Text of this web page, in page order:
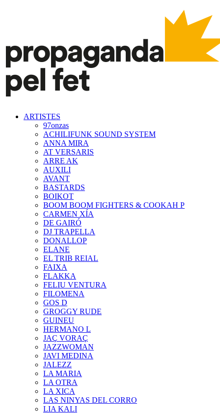
ARTISTES
97onzas
ACHILIFUNK SOUND SYSTEM
ANNA MIRA
AT VERSARIS
ARRE AK
AUXILI
AVANT
BASTARDS
BOIKOT
BOOM BOOM FIGHTERS & COOKAH P
CARMEN XÍA
DE GAIRÓ
DJ TRAPELLA
DONALLOP
ELANE
EL TRIB REIAL
FAIXA
FLAKKA
FELIU VENTURA
FILOMENA
GOS D
GROGGY RUDE
GUINEU
HERMANO L
JAÇ VORAÇ
JAZZWOMAN
JAVI MEDINA
JALEZZ
LA MARIA
LA OTRA
LA XICA
LAS NINYAS DEL CORRO
LIA KALI